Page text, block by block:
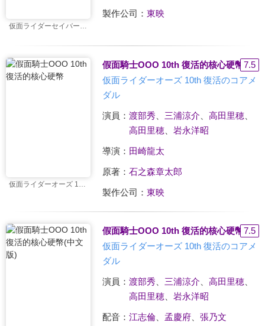
仮面ライダーセイバー+機界戦隊ゼンカイジャー スーパーヒーロー戦記
製作公司： 東映
假面騎士OOO 10th 復活的核心硬幣 7.5
仮面ライダーオーズ 10th 復活のコアメ
ダル
演員： 渡部秀 三浦涼介 高田里穂、
高田里穂、 岩永洋昭
導演： 田崎龍太
原著： 石之森章太郎
製作公司： 東映
假面騎士OOO 10th 復活的核心硬幣(中
7.5
仮面ライダーオーズ 10th 復活のコアメ
ダル
演員： 渡部秀 三浦涼介 高田里穂、
高田里穂、 岩永洋昭
配音： 江志倫、 孟慶府、 張乃文